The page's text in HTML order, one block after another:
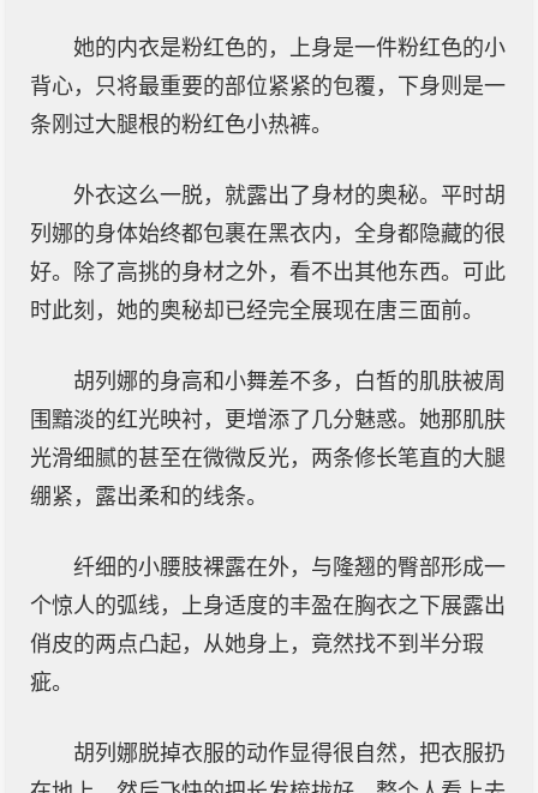
她的内衣是粉红色的，上身是一件粉红色的小
背心，只将最重要的部位紧紧的包覆，下身则是一
条刚过大腿根的粉红色小热裤。
外衣这么一脱，就露出了身材的奥秘。平时胡
列娜的身体始终都包裹在黑衣内，全身都隐藏的很
好。除了高挑的身材之外，看不出其他东西。可此
时此刻，她的奥秘却已经完全展现在唐三面前。
胡列娜的身高和小舞差不多，白皙的肌肤被周
围黯淡的红光映衬，更增添了几分魅惑。她那肌肤
光滑细腻的甚至在微微反光，两条修长笔直的大腿
绷紧，露出柔和的线条。
纤细的小腰肢裸露在外，与隆翘的臀部形成一
个惊人的弧线，上身适度的丰盈在胸衣之下展露出
俏皮的两点凸起，从她身上，竟然找不到半分瑕
疵。
胡列娜脱掉衣服的动作显得很自然，把衣服扔